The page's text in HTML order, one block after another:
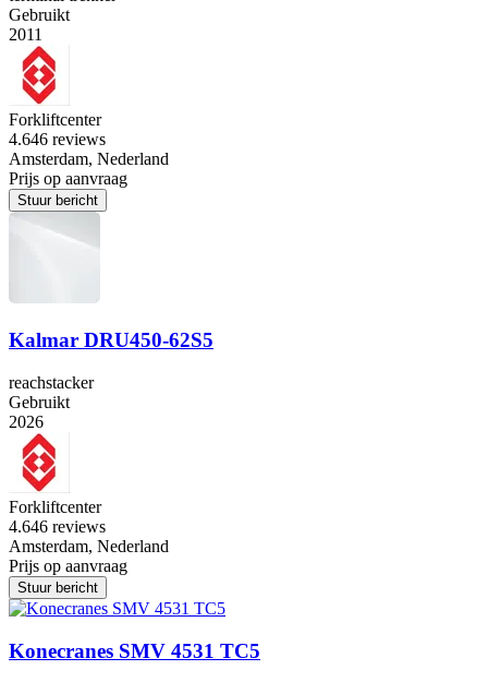
Gebruikt
2011
Forkliftcenter
4.646 reviews
Amsterdam, Nederland
Prijs op aanvraag
Stuur bericht
Kalmar DRU450-62S5
reachstacker
Gebruikt
2026
Forkliftcenter
4.646 reviews
Amsterdam, Nederland
Prijs op aanvraag
Stuur bericht
Konecranes SMV 4531 TC5